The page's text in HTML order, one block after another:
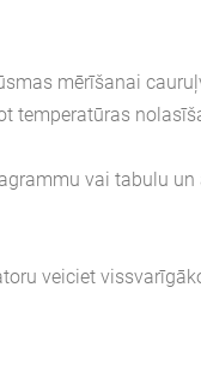
mērīšanai
temperatūras
vai tabulu
veiciet